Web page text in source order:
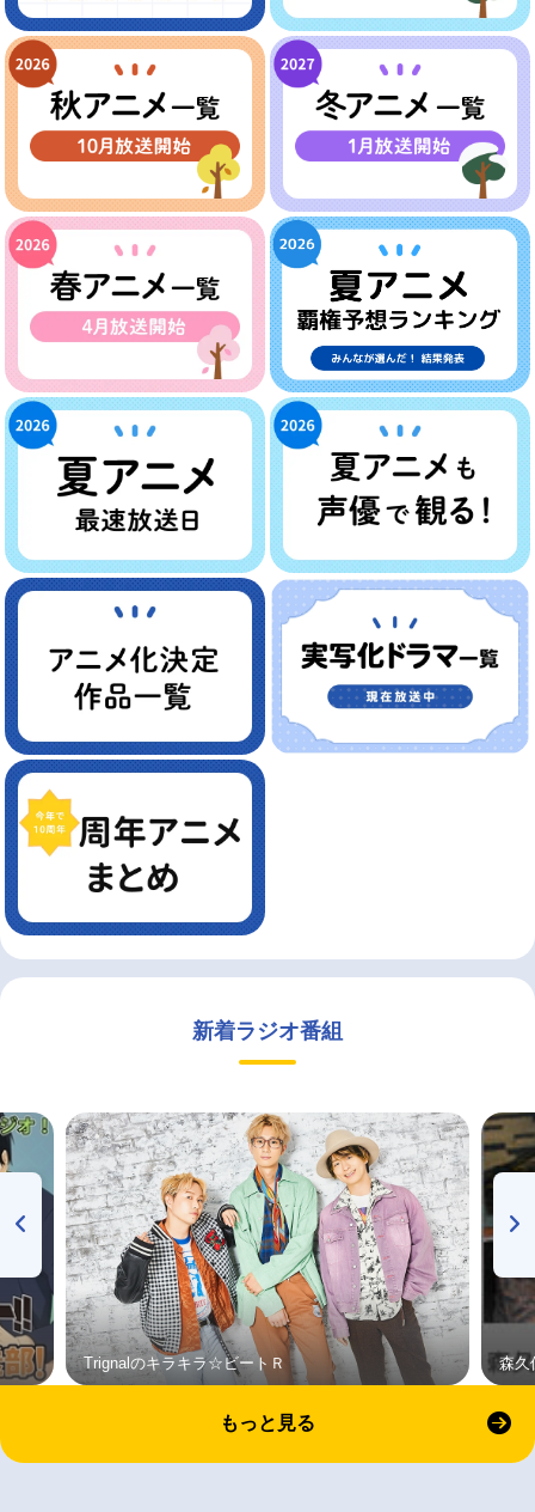
新着ラジオ番組
Trignalのキラキラ☆ビートＲ 森久
もっと見る